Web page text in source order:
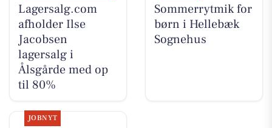
Lagersalg.com
afholder Ilse
Jacobsen
lagersalg i
Ålsgårde med op
til 80%
Sommerrytmik for
børn i Hellebæk
Sognehus
JOBNYT